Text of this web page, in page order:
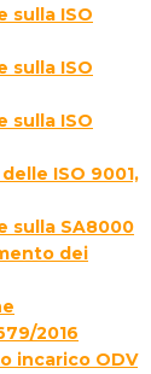
sulla ISO
sulla ISO
sulla ISO
ISO 9001,
sulla SA8000
dei
2016
incarico ODV